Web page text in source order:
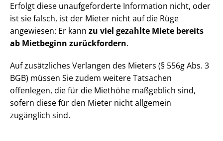
Erfolgt diese unaufgeforderte Information nicht, oder
ist sie falsch, ist der Mieter nicht auf die Rüge
angewiesen: Er kann zu viel gezahlte Miete bereits
ab Mietbeginn zurückfordern.
Auf zusätzliches Verlangen des Mieters (§ 556g Abs. 3
BGB) müssen Sie zudem weitere Tatsachen
offenlegen, die für die Miethöhe maßgeblich sind,
sofern diese für den Mieter nicht allgemein
zugänglich sind.